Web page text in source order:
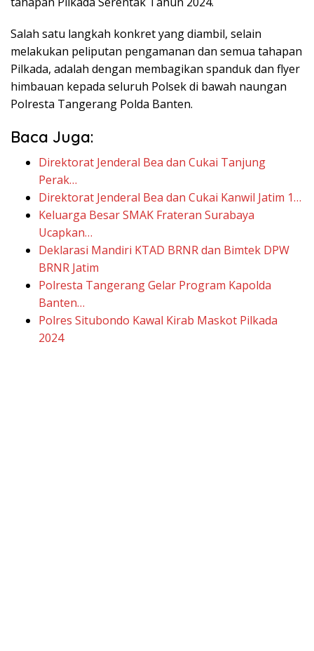
Salah satu langkah konkret yang diambil, selain
melakukan peliputan pengamanan dan semua tahapan
Pilkada, adalah dengan membagikan spanduk dan flyer
himbauan kepada seluruh Polsek di bawah naungan
Polresta Tangerang Polda Banten.
Baca Juga:
Direktorat Jenderal Bea dan Cukai Tanjung
Perak…
Direktorat Jenderal Bea dan Cukai Kanwil Jatim 1…
Keluarga Besar SMAK Frateran Surabaya
Ucapkan…
Deklarasi Mandiri KTAD BRNR dan Bimtek DPW
BRNR Jatim
Polresta Tangerang Gelar Program Kapolda
Banten…
Polres Situbondo Kawal Kirab Maskot Pilkada
2024